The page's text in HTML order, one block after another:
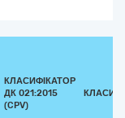
КЛАСИФІКАТОР
ДК 021:2015
(CPV)